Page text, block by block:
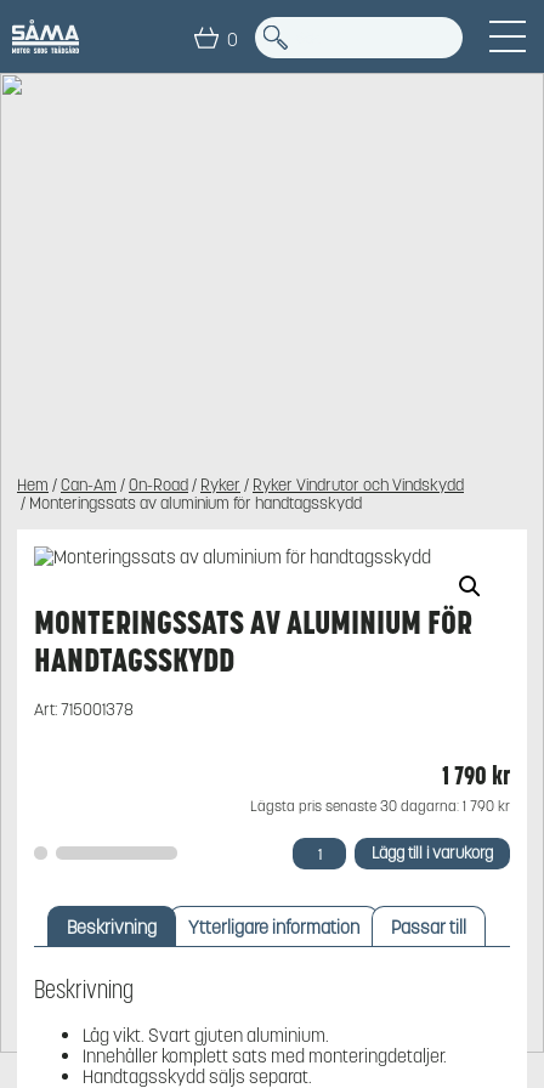
0
Hem /Can-Am /On-Road/ Ryker / Ryker Vindrutor och Vindskydd
/ Monteringssats av aluminium för handtagsskydd
MONTERINGSSATS AV ALUMINIUM FÖR
HANDTAGSSKYDD
Art:715001378
1 790 kr
Lägsta pris senaste 30 dagarna: 1 790 kr
Monteringssats
av
för
handtagsskydd
Lägg till i varukorg
Beskrivning Ytterligare information Passar till
Beskrivning
Låg vikt. Svart gjuten aluminium.
Innehåller komplett sats med monteringdetaljer.
Handtagsskydd säljs separat.